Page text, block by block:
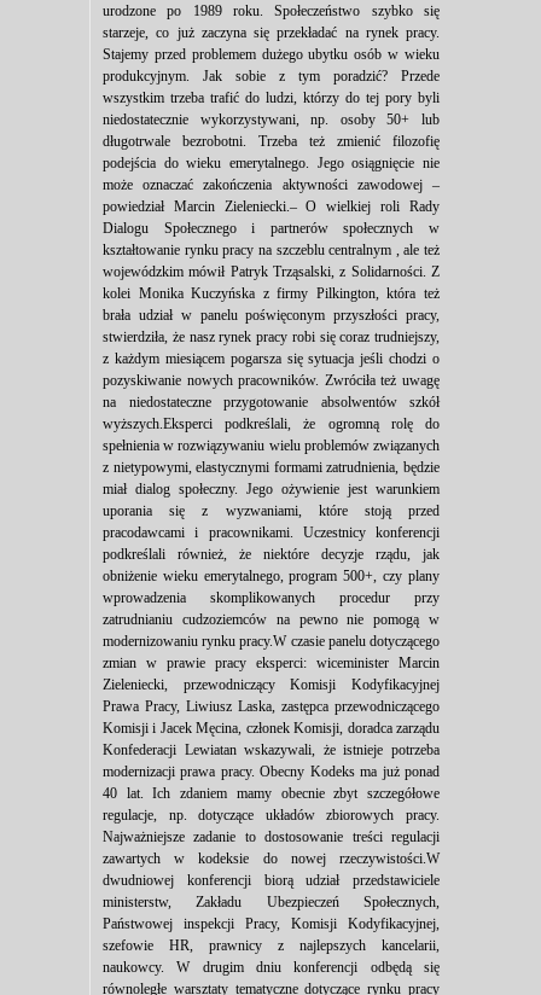
urodzone po 1989 roku. Społeczeństwo szybko się
starzeje, co już zaczyna się przekładać na rynek pracy.
Stajemy przed problemem dużego ubytku osób w wieku
produkcyjnym. Jak sobie z tym poradzić? Przede
wszystkim trzeba trafić do ludzi, którzy do tej pory byli
niedostatecznie wykorzystywani, np. osoby 50+ lub
długotrwale bezrobotni. Trzeba też zmienić filozofię
podejścia do wieku emerytalnego. Jego osiągnięcie nie
może oznaczać zakończenia aktywności zawodowej –
powiedział Marcin Zieleniecki.– O wielkiej roli Rady
Dialogu Społecznego i partnerów społecznych w
kształtowanie rynku pracy na szczeblu centralnym , ale też
wojewódzkim mówił Patryk Trząsalski, z Solidarności. Z
kolei Monika Kuczyńska z firmy Pilkington, która też
brała udział w panelu poświęconym przyszłości pracy,
stwierdziła, że nasz rynek pracy robi się coraz trudniejszy,
z każdym miesiącem pogarsza się sytuacja jeśli chodzi o
pozyskiwanie nowych pracowników. Zwróciła też uwagę
na niedostateczne przygotowanie absolwentów szkół
wyższych.Eksperci podkreślali, że ogromną rolę do
spełnienia w rozwiązywaniu wielu problemów związanych
z nietypowymi, elastycznymi formami zatrudnienia, będzie
miał dialog społeczny. Jego ożywienie jest warunkiem
uporania się z wyzwaniami, które stoją przed
pracodawcami i pracownikami. Uczestnicy konferencji
podkreślali również, że niektóre decyzje rządu, jak
obniżenie wieku emerytalnego, program 500+, czy plany
wprowadzenia skomplikowanych procedur przy
zatrudnianiu cudzoziemców na pewno nie pomogą w
modernizowaniu rynku pracy.W czasie panelu dotyczącego
zmian w prawie pracy eksperci: wiceminister Marcin
Zieleniecki, przewodniczący Komisji Kodyfikacyjnej
Prawa Pracy, Liwiusz Laska, zastępca przewodniczącego
Komisji i Jacek Męcina, członek Komisji, doradca zarządu
Konfederacji Lewiatan wskazywali, że istnieje potrzeba
modernizacji prawa pracy. Obecny Kodeks ma już ponad
40 lat. Ich zdaniem mamy obecnie zbyt szczegółowe
regulacje, np. dotyczące układów zbiorowych pracy.
Najważniejsze zadanie to dostosowanie treści regulacji
zawartych w kodeksie do nowej rzeczywistości.W
dwudniowej konferencji biorą udział przedstawiciele
ministerstw, Zakładu Ubezpieczeń Społecznych,
Państwowej inspekcji Pracy, Komisji Kodyfikacyjnej,
szefowie HR, prawnicy z najlepszych kancelarii,
naukowcy. W drugim dniu konferencji odbędą się
równoległe warsztaty tematyczne dotyczące rynku pracy